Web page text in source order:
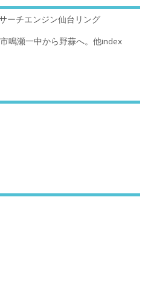
ーチエンジン仙台リング
鳴瀬一中から野蒜へ。他index